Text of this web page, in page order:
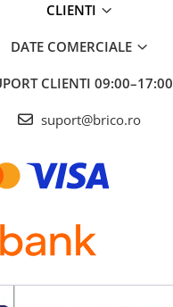
copii
CLIENTI
DATE COMERCIALE
CLIENTI 09:00–17:00
suport@brico.ro